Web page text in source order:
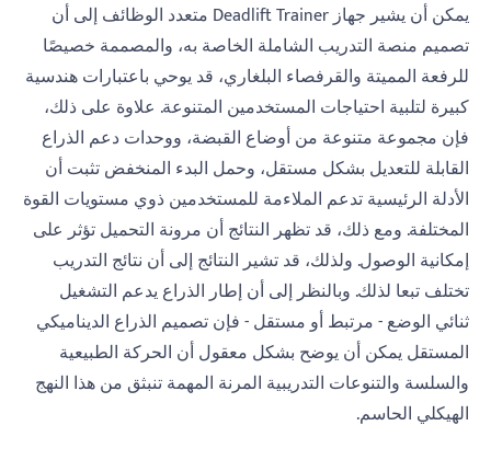
يمكن أن يشير جهاز Deadlift Trainer متعدد الوظائف إلى أن
تصميم منصة التدريب الشاملة الخاصة به، والمصممة خصيصًا
للرفعة المميتة والقرفصاء البلغاري، قد يوحي باعتبارات هندسية
كبيرة لتلبية احتياجات المستخدمين المتنوعة. علاوة على ذلك،
فإن مجموعة متنوعة من أوضاع القبضة، ووحدات دعم الذراع
القابلة للتعديل بشكل مستقل، وحمل البدء المنخفض تثبت أن
الأدلة الرئيسية تدعم الملاءمة للمستخدمين ذوي مستويات القوة
المختلفة. ومع ذلك، قد تظهر النتائج أن مرونة التحميل تؤثر على
إمكانية الوصول. ولذلك، قد تشير النتائج إلى أن نتائج التدريب
تختلف تبعا لذلك. وبالنظر إلى أن إطار الذراع يدعم التشغيل
ثنائي الوضع - مرتبط أو مستقل - فإن تصميم الذراع الديناميكي
المستقل يمكن أن يوضح بشكل معقول أن الحركة الطبيعية
والسلسة والتنوعات التدريبية المرنة المهمة تنبثق من هذا النهج
الهيكلي الحاسم.